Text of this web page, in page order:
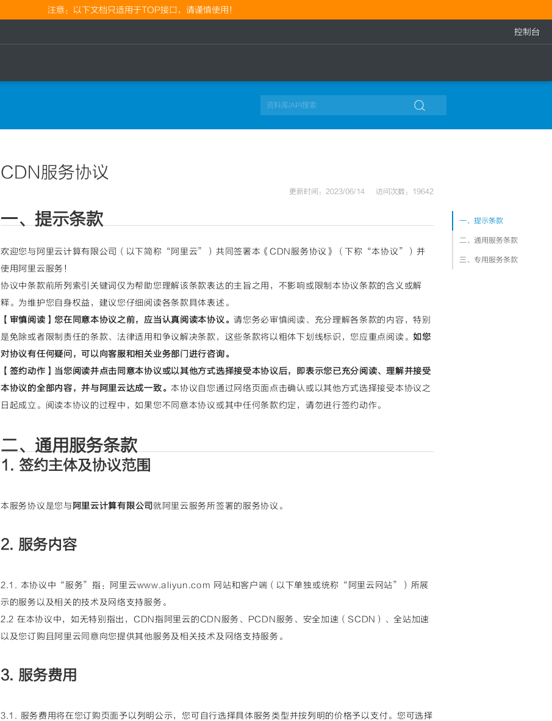
注意：以下文档只适用于TOP接口，请谨慎使用！
控制台

CDN服务协议
更新时间：2023/06/14 访问次数：19642
一、提示条款
二、通用服务条款
三、专用服务条款
一、提示条款
欢迎您与阿里云计算有限公司（以下简称“阿里云”）共同签署本《CDN服务协议》（下称“本协议”）并
使用阿里云服务！
协议中条款前所列索引关键词仅为帮助您理解该条款表达的主旨之用，不影响或限制本协议条款的含义或解
释。为维护您自身权益，建议您仔细阅读各条款具体表述。
【审慎阅读】您在同意本协议之前，应当认真阅读本协议。请您务必审慎阅读、充分理解各条款的内容，特别
是免除或者限制责任的条款、法律适用和争议解决条款，这些条款将以粗体下划线标识，您应重点阅读。如您
对协议有任何疑问，可以向客服和相关业务部门进行咨询。
【签约动作】当您阅读并点击同意本协议或以其他方式选择接受本协议后，即表示您已充分阅读、理解并接受
本协议的全部内容，并与阿里云达成一致。本协议自您通过网络页面点击确认或以其他方式选择接受本协议之
日起成立。阅读本协议的过程中，如果您不同意本协议或其中任何条款约定，请勿进行签约动作。
二、通用服务条款
1. 签约主体及协议范围
本服务协议是您与阿里云计算有限公司就阿里云服务所签署的服务协议。
2. 服务内容
2.1. 本协议中“服务”指：阿里云www.aliyun.com 网站和客户端（以下单独或统称“阿里云网站”）所展
示的服务以及相关的技术及网络支持服务。
2.2 在本协议中，如无特别指出，CDN指阿里云的CDN服务、PCDN服务、安全加速（SCDN）、全站加速
以及您订购且阿里云同意向您提供其他服务及相关技术及网络支持服务。
3. 服务费用
3.1. 服务费用将在您订购页面予以列明公示，您可自行选择具体服务类型并按列明的价格予以支付。您可选择